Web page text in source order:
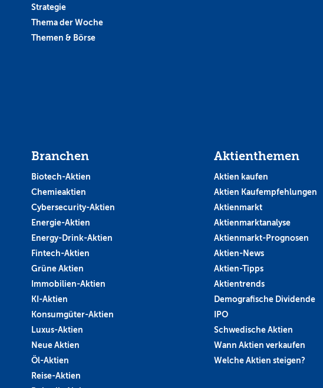
Strategie
Thema der Woche
Themen & Börse
Branchen
Biotech-Aktien
Chemieaktien
Cybersecurity-Aktien
Energie-Aktien
Energy-Drink-Aktien
Fintech-Aktien
Grüne Aktien
Immobilien-Aktien
KI-Aktien
Konsumgüter-Aktien
Luxus-Aktien
Neue Aktien
Öl-Aktien
Reise-Aktien
Aktienthemen
Aktien kaufen
Aktien Kaufempfehlungen
Aktienmarkt
Aktienmarktanalyse
Aktienmarkt-Prognosen
Aktien-News
Aktien-Tipps
Aktientrends
Demografische Dividende
IPO
Schwedische Aktien
Wann Aktien verkaufen
Welche Aktien steigen?